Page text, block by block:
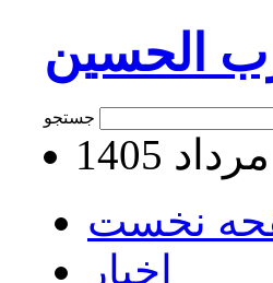
الحسین
نخست
اخبار